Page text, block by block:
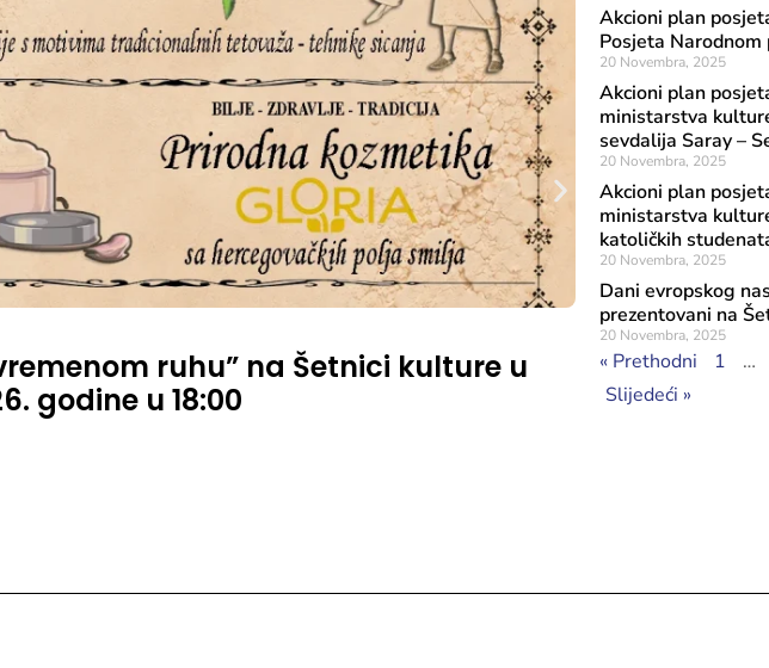
ruhu” na Šetnici kulture u
godine u 18:00
Objavljeno: 31 Jula,
Ministrica
direktorom
Akcioni plan
Posjeta
20 Novembra, 2025
Akcioni plan
ministarstva
sevdalija Saray –
20 Novembra, 2025
Akcioni plan
ministarstva
katoličkih
20 Novembra, 2025
Dani evropskog
prezentovani na
20 Novembra, 2025
« Prethodni 1 …
Slijedeći »